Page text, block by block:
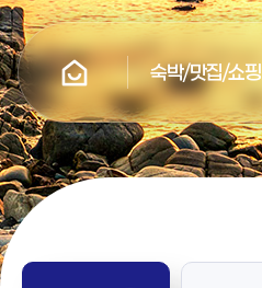
숙박/맛집/쇼핑